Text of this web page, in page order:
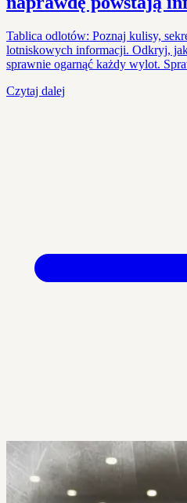
Tablica odlotów: Poznaj kulisy,
lotniskowych informacji. Odkryj,
sprawnie ogarnąć każdy wylot.
Czytaj dalej